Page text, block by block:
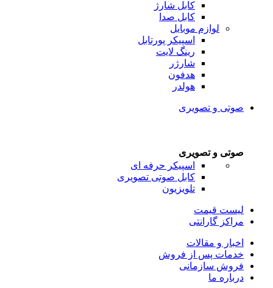
کابل شارژ
کابل صدا
لوازم موبایل
اسپیکر پورتابل
رینگ لایت
شارژر
هدفون
هولدر
صوتی و تصویری
صوتی و تصویری
اسپیکر حرفه ای
کابل صوتی تصویری
تلویزیون
لیست قیمت
مراکز گارانتی
اخبار و مقالات
خدمات پس از فروش
فروش سازمانی
درباره ما